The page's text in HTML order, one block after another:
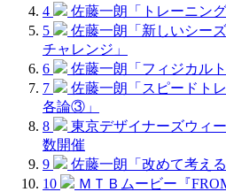
4
佐藤一朗「トレーニン
5
佐藤一朗「新しいシー
チャレンジ」
6
佐藤一朗「フィジカル
7
佐藤一朗「スピードト
各論③」
8
東京デザイナーズウィ
数開催
9
佐藤一朗「改めて考え
10
ＭＴＢムービー『